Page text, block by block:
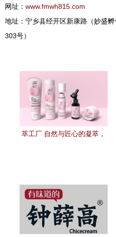
网址： www.fmwh815.com
地址：宁乡县经开区新康路（妙盛孵
303号）
萃工厂 自然与匠心的凝萃，